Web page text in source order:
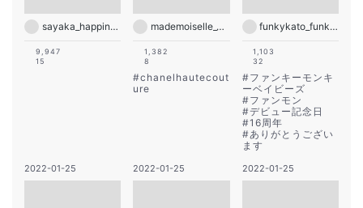
sayaka_happiness_official
9,947
15
mademoiselle_yulia
1,382
8
#chanelhautecout
ure
funkykato_funkykato_funkykato
1,103
32
#ファンキーモンキ
ーベイビーズ
#ファンモン
#デビュー記念日
#16周年
#ありがとうござい
ます
2022-01-25 2022-01-25 2022-01-25